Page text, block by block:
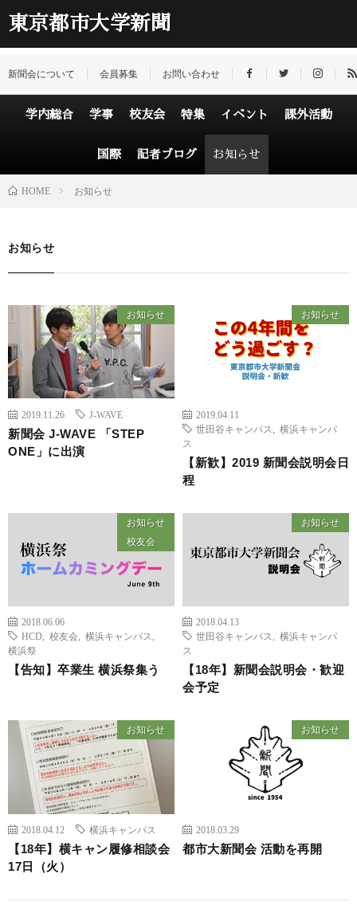
東京都市大学新聞
新聞会について 会員募集 お問い合わせ
学内総合 学事 校友会 特集 イベント 課外活動
国際 記者ブログ お知らせ
HOME お知らせ
お知らせ
お知らせ
2019.11.26 J-WAVE
新聞会 J-WAVE 「STEP
ONE」に出演
お知らせ
2019.04.11
世田谷キャンパス
横浜キャンパ
ス
【新歓】2019 新聞会説明会日
程
お知らせ
校友会
2018.06.06
HCD
校友会 横浜キャンパス
横浜祭
【告知】卒業生 横浜祭集う
お知らせ
2018.04.13
世田谷キャンパス
横浜キャンパ
ス
【18年】新聞会説明会・歓迎
会予定
お知らせ
2018.04.12 横浜キャンパス
【18年】横キャン履修相談会
17日（火）
お知らせ
2018.03.29
都市大新聞会 活動を再開